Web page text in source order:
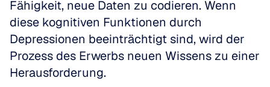
Fähigkeit, neue Daten zu codieren. Wenn
diese kognitiven Funktionen durch
Depressionen beeinträchtigt sind, wird der
Prozess des Erwerbs neuen Wissens zu einer
Herausforderung.